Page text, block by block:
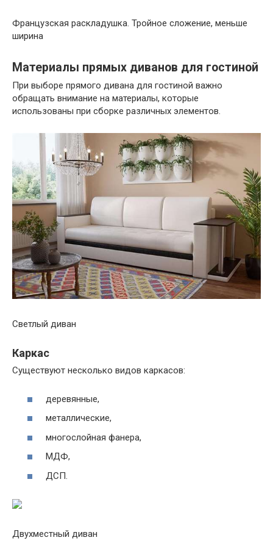
Французская раскладушка. Тройное сложение, меньше
ширина
Материалы прямых диванов для гостиной
При выборе прямого дивана для гостиной важно
обращать внимание на материалы, которые
использованы при сборке различных элементов.
Светлый диван
Каркас
Существуют несколько видов каркасов:
деревянные,
металлические,
многослойная фанера,
МДФ,
ДСП.
Двухместный диван